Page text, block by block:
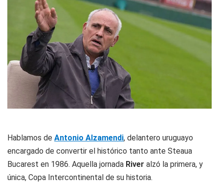
Hablamos de Antonio Alzamendi, delantero uruguayo
encargado de convertir el histórico tanto ante Steaua
Bucarest en 1986. Aquella jornada River alzó la primera, y
única, Copa Intercontinental de su historia.